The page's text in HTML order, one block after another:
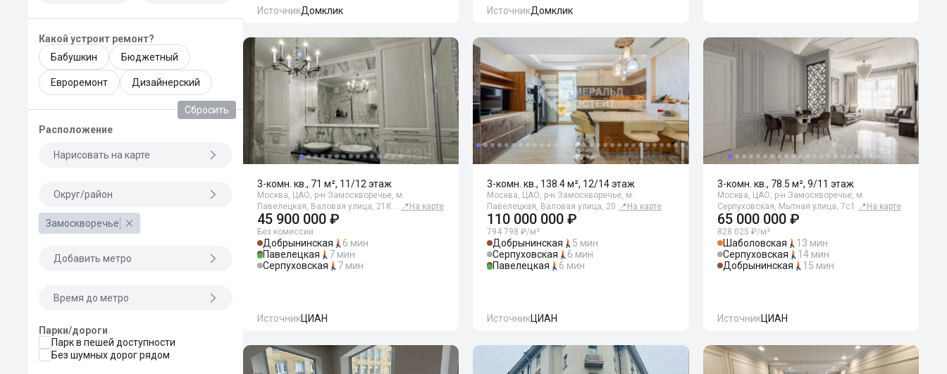
Какой устроит ремонт?
Бабушкин
Бюджетный
Евроремонт Дизайнерский
Сбросить
Расположение
Нарисовать на карте
Округ/район
Замоскворечье
Добавить метро
Время до метро
Парки/дороги
Парк в пешей доступности
Без шумных дорог рядом
ИсточникДомклик ИсточникДомклик
3-комн. кв., 71 м², 11/12 этаж
Москва, ЦАО, р-н Замоскворечье, м.
Павелецкая, Валовая улица, 21К… 📍 На карте
45 900 000 ₽
Без комиссии
Добрынинская
6 мин
Павелецкая
7 мин
Серпуховская
7 мин
ИсточникЦИАН
3-комн. кв., 138.4 м², 12/14 этаж
Москва, ЦАО, р-н Замоскворечье, м.
Павелецкая, Валовая улица, 20 📍 На карте
110 000 000 ₽
794 798 ₽/м²
Добрынинская
5 мин
Серпуховская
6 мин
Павелецкая
6 мин
ИсточникЦИАН
3-комн. кв., 78.5 м², 9/11 этаж
Москва, ЦАО, р-н Замоскворечье, м.
Серпуховская, Мытная улица, 7с1
📍 На карте
65 000 000 ₽
828 025 ₽/м²
Шаболовская
13 мин
Серпуховская
14 мин
Добрынинская
15 мин
ИсточникЦИАН